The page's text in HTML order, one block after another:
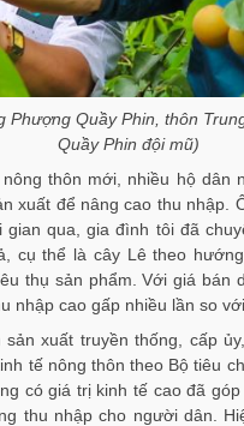
Phượng Quầy Phin, thôn
Quầy Phin đội mũ)
thôn mới, nhiều hộ dân
xuất để nâng cao thu nhập.
qua, gia đình tôi đã
cụ thể là cây Lê theo
thụ sản phẩm. Với giá bán
nhập cao gấp nhiều lần so
xuất truyền thống, cấp
tế nông thôn theo Bộ tiêu
có giá trị kinh tế cao đã
thu nhập cho người dân.